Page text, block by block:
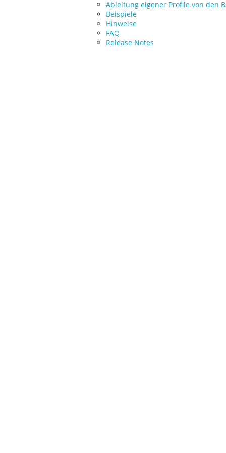
Ableitung eigener Profile von den
Beispiele
Hinweise
FAQ
Release Notes